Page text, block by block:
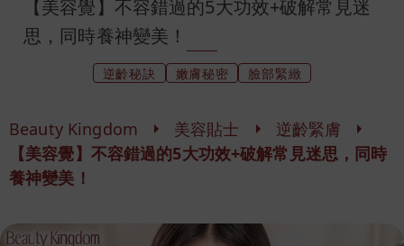
【美容覺】不容錯過的5大功效+破解常見迷
思，同時養神變美！
逆齡秘訣 嫩膚秘密 臉部緊緻
Beauty Kingdom 美容貼士
逆齡緊膚
【美容覺】不容錯過的5大功效+破解常見迷思，同時
養神變美！